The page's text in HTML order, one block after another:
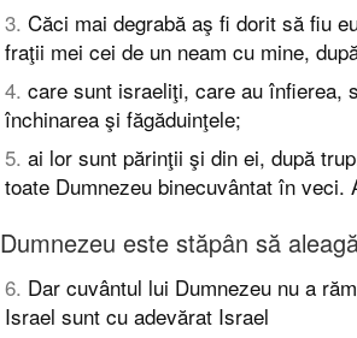
3. Căci mai degrabă aş fi dorit să fiu
fraţii mei cei de un neam cu mine,
4. care sunt israeliţi, care au înfierea,
închinarea şi făgăduinţele;
5. ai lor sunt părinţii şi din ei, după
toate Dumnezeu binecuvântat în veci.
Dumnezeu este stăpân să
6. Dar cuvântul lui Dumnezeu nu a
Israel sunt cu adevărat Israel